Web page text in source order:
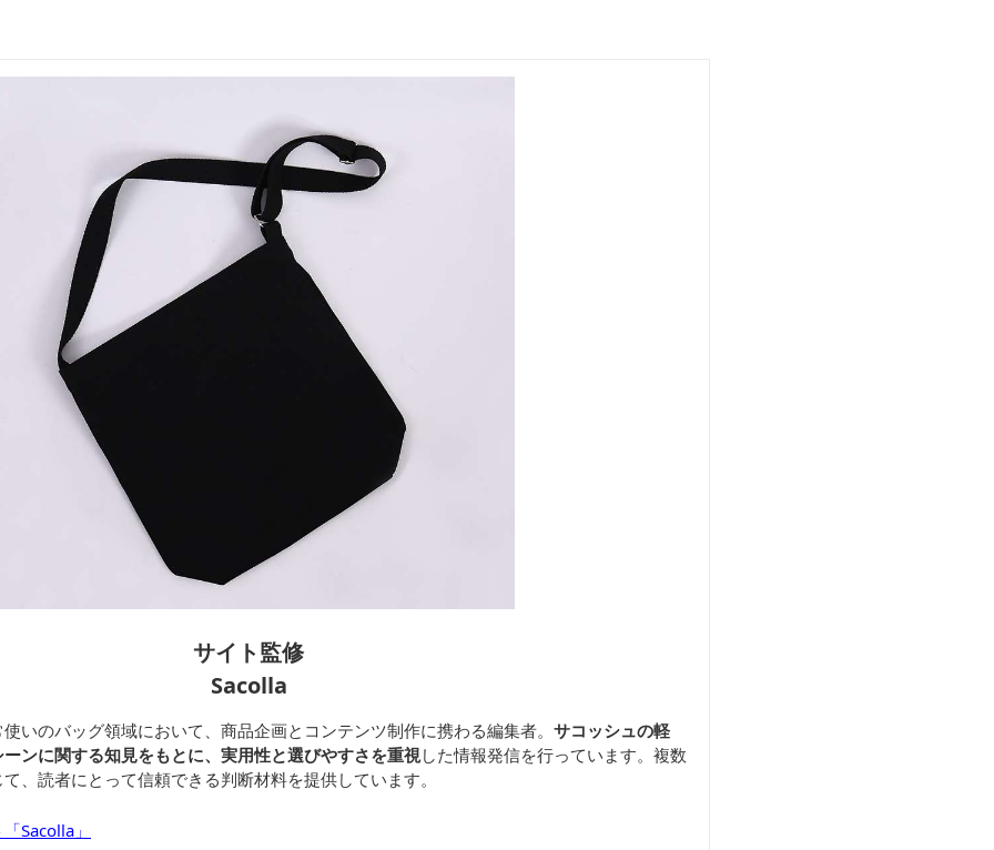
サイト監修
Sacolla
いのバッグ領域において、商品企画とコンテンツ制作に携わる編集者。 サコッシュの軽
ンに関する知見をもとに、実用性と選びやすさを重視した情報発信を行っています。複数
、読者にとって信頼できる判断材料を提供しています。
Sacolla」